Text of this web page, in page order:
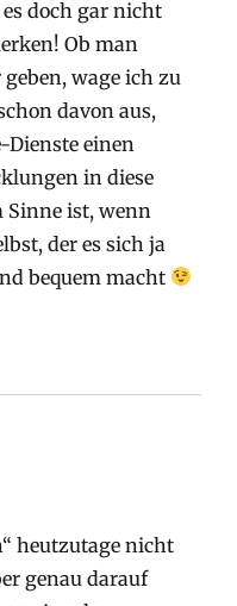
doch gar nicht
Ob man
wage ich zu
davon aus,
Dienste einen
in diese
Sinne ist, wenn
der es sich ja
bequem macht
heutzutage nicht
genau darauf